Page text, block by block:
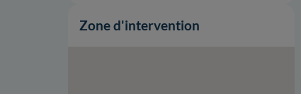
Zone d'intervention